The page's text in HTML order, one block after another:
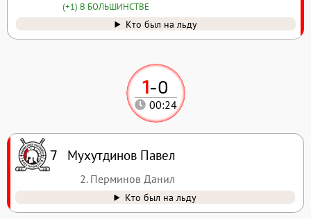
1-0
00:24
7 Мухутдинов Павел
2. Перминов Данил
Кто был на льду
(+1) В БОЛЬШИНСТВЕ
Кто был на льду